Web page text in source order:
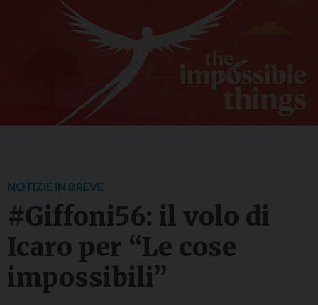
NOTIZIE IN BREVE
#Giffoni56: il volo di
Icaro per “Le cose
impossibili”